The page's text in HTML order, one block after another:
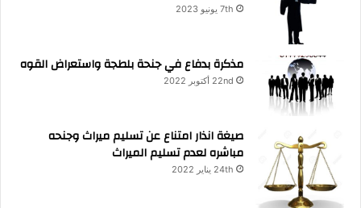
7th يونيو 2023
مذكرة بدفاع في جنحة بلطجة واستعراض القوه
22nd أكتوبر 2022
صيغة انذار امتناع عن تسليم ميراث وجنحه
مباشره لعدم تسليم الميراث
24th يناير 2022